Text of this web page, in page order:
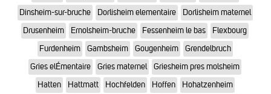
Dinsheim-sur-bruche
Dorlisheim elementaire
Dorlisheim maternel
Drusenheim
Ernolsheim-bruche Fessenheim le bas
Flexbourg
Furdenheim
Gambsheim Gougenheim
Grendelbruch
Gries elÉmentaire
Gries maternel
Griesheim pres molsheim
Hatten
Hattmatt Hochfelden Hoffen
Hohatzenheim